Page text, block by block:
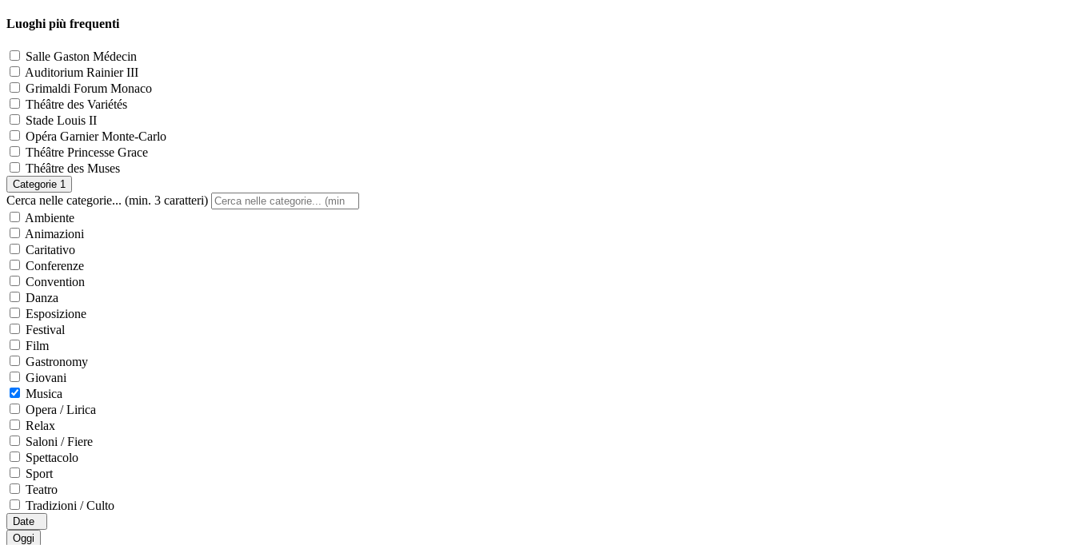
Luoghi più frequenti
Salle Gaston Médecin
Auditorium Rainier III
Grimaldi Forum Monaco
Théâtre des Variétés
Stade Louis II
Opéra Garnier Monte-Carlo
Théâtre Princesse Grace
Théâtre des Muses
Categorie 1
Cerca nelle categorie... (min. 3 caratteri)
Ambiente
Animazioni
Caritativo
Conferenze
Convention
Danza
Esposizione
Festival
Film
Gastronomy
Giovani
Musica
Opera / Lirica
Relax
Saloni / Fiere
Spettacolo
Sport
Teatro
Tradizioni / Culto
Date
Oggi